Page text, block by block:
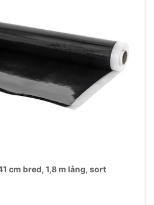
cm bred, 1,8 m lång, sort